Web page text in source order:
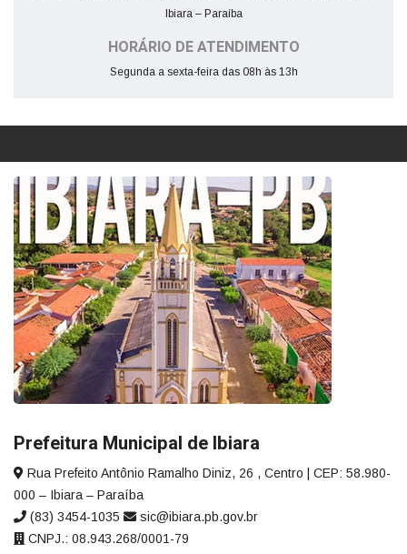
Ibiara – Paraíba
HORÁRIO DE ATENDIMENTO
Segunda a sexta-feira das 08h às 13h
Prefeitura Municipal de Ibiara
Rua Prefeito Antônio Ramalho Diniz, 26 , Centro | CEP: 58.980-
000 – Ibiara – Paraíba
(83) 3454-1035
sic@ibiara.pb.gov.br
CNPJ.: 08.943.268/0001-79